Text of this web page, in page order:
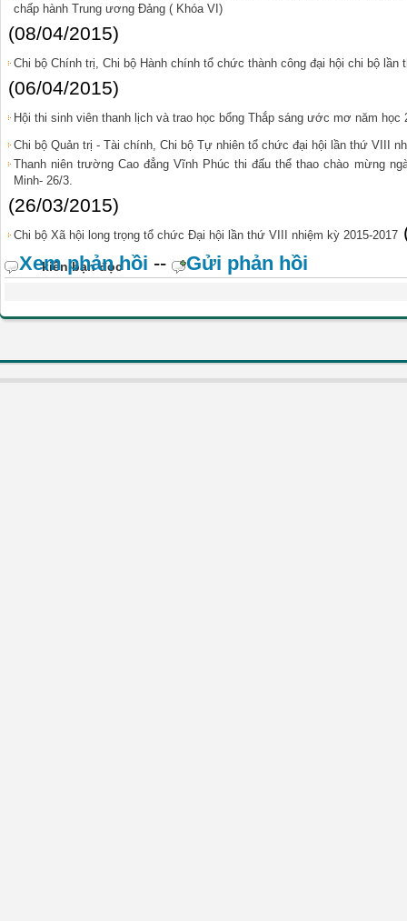
chấp hành Trung ương Đảng ( Khóa VI)
(08/04/2015)
Chi bộ Chính trị, Chi bộ Hành chính tổ chức thành công đại hội chi bộ lần
(06/04/2015)
Hội thi sinh viên thanh lịch và trao học bổng Thắp sáng ước mơ năm học
Chi bộ Quản trị - Tài chính, Chi bộ Tự nhiên tổ chức đại hội lần thứ VIII
Thanh niên trường Cao đẳng Vĩnh Phúc thi đấu thể thao chào mừng
Minh- 26/3.
(26/03/2015)
Chi bộ Xã hội long trọng tổ chức Đại hội lần thứ VIII nhiệm kỳ 2015-2017
kiến bạn đọc
Xem phản hồi -- Gửi phản hồi